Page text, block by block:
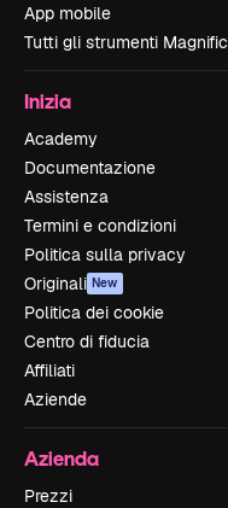
App mobile
Tutti gli strumenti Magnific
Inizia
Academy
Documentazione
Assistenza
Termini e condizioni
Politica sulla privacy
Originali New
Politica dei cookie
Centro di fiducia
Affiliati
Aziende
Azienda
Prezzi